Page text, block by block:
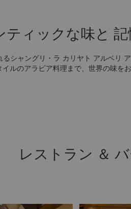
ティックな味と
シャングリ・ラ カリヤト アルベリ
イルのアラビア料理まで、世界の味をお
レストラン ＆